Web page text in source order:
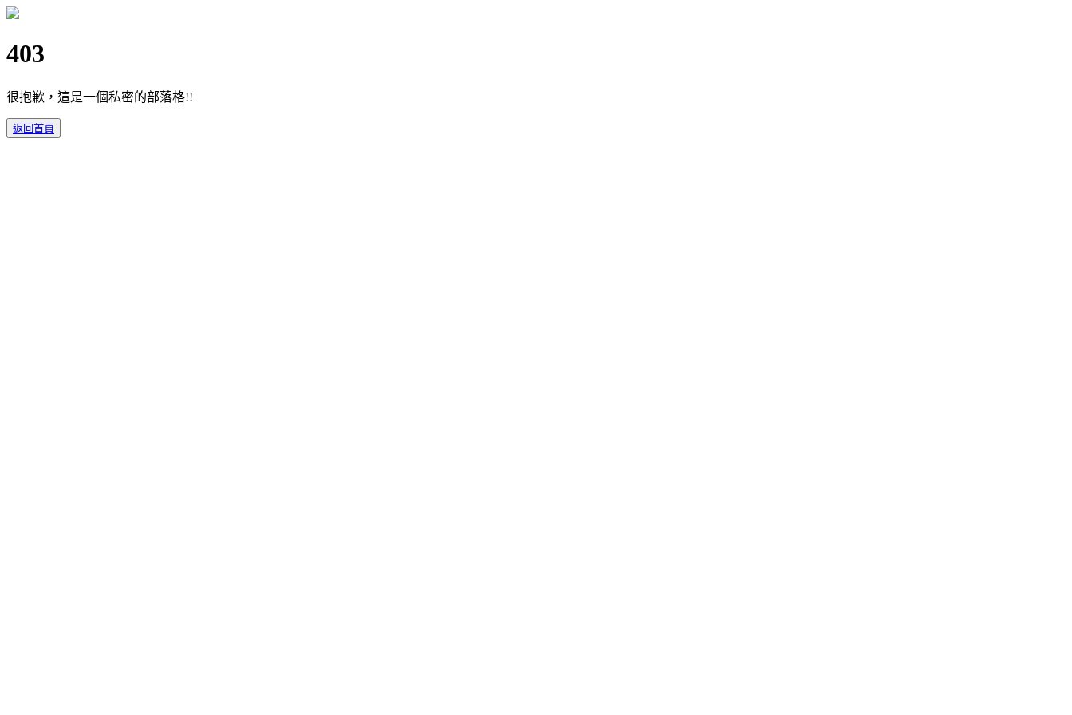
403
很抱歉，這是一個私密的部落格!!
返回首頁